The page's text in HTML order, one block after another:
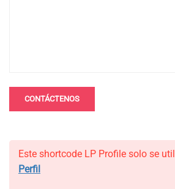
Este shortcode LP Profile solo se
Perfil